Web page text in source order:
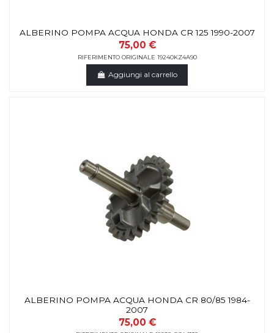
ALBERINO POMPA ACQUA HONDA CR 125 1990-2007
75,00 €
RIFERIMENTO ORIGINALE 19240KZ4A90
Aggiungi al carrello
ALBERINO POMPA ACQUA HONDA CR 80/85 1984-
2007
75,00 €